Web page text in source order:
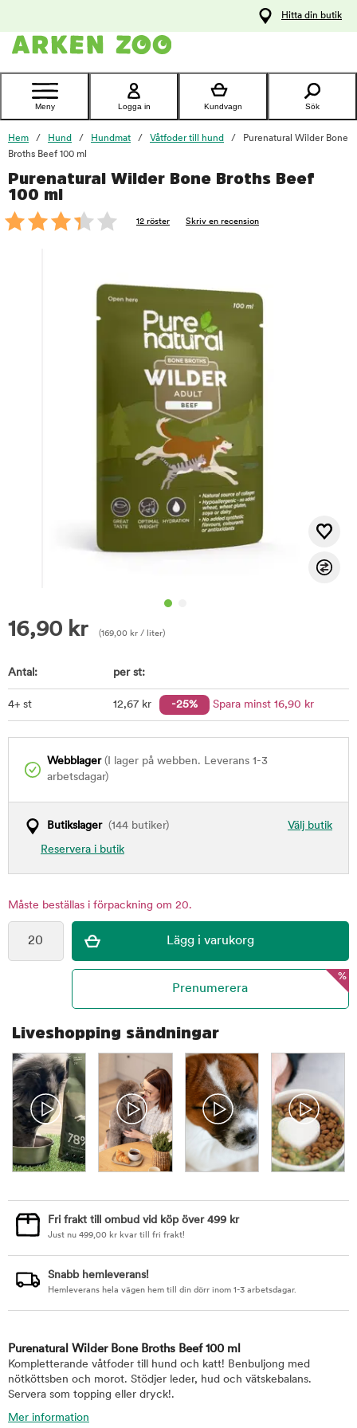
Kontakta
Hitta din butik
Meny Logga in Kundvagn Sök
Hem Hund Hundmat Våtfoder till hund
Purenatural Wilder Bone
Broths Beef 100 ml
Purenatural Wilder Bone Broths Beef
100 ml
12 röster Skriv en recension
16,90 kr (169,00 kr / liter)
Antal: per st:
4+ st 12,67kr -25% Spara minst 16,90 kr
Webblager(I lager på webben. Leverans 1-3
arbetsdagar)
Välj butik
Butikslager(144 butiker)
Reservera i butik
Måste beställas i förpackning om 20.
foo
%
Liveshopping sändningar
Fri frakt till ombud vid köp över 499 kr
Just nu 499,00 kr kvar till fri frakt!
Snabb hemleverans!
Hemleverans hela vägen hem till din dörr inom 1-3 arbetsdagar.
Purenatural Wilder Bone Broths Beef 100 ml
Kompletterande våtfoder till hund och katt! Benbuljong med
nötköttsben och morot. Stödjer leder, hud och vätskebalans.
Servera som topping eller dryck!.
Mer information